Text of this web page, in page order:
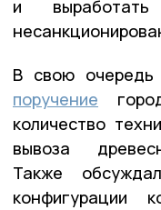
и
В свою
поручение
количество
вывоза
Также
конфигурации